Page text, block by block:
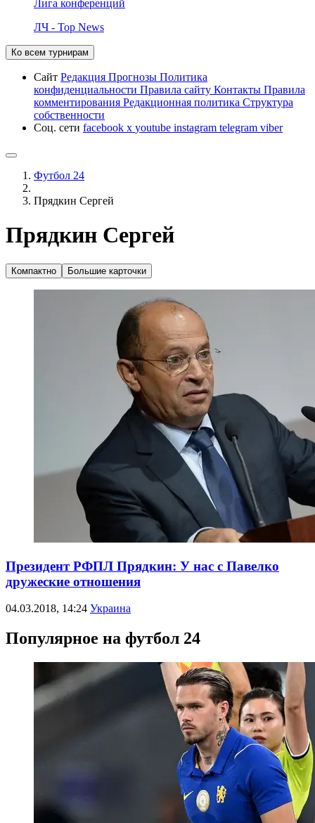
Лига конференций
ЛЧ - Top News
Ко всем турнирам
Сайт Редакция Прогнозы Политика
конфиденциальности Правила сайту Контакты Правила
комментирования Редакционная политика Структура
собственности
Соц. сети facebook x youtube instagram telegram viber
Футбол 24
Прядкин Сергей
Прядкин Сергей
Компактно Большие карточки
Президент РФПЛ Прядкин: У нас с Павелко
дружеские отношения
04.03.2018, 14:24 Украина
Популярное на футбол 24